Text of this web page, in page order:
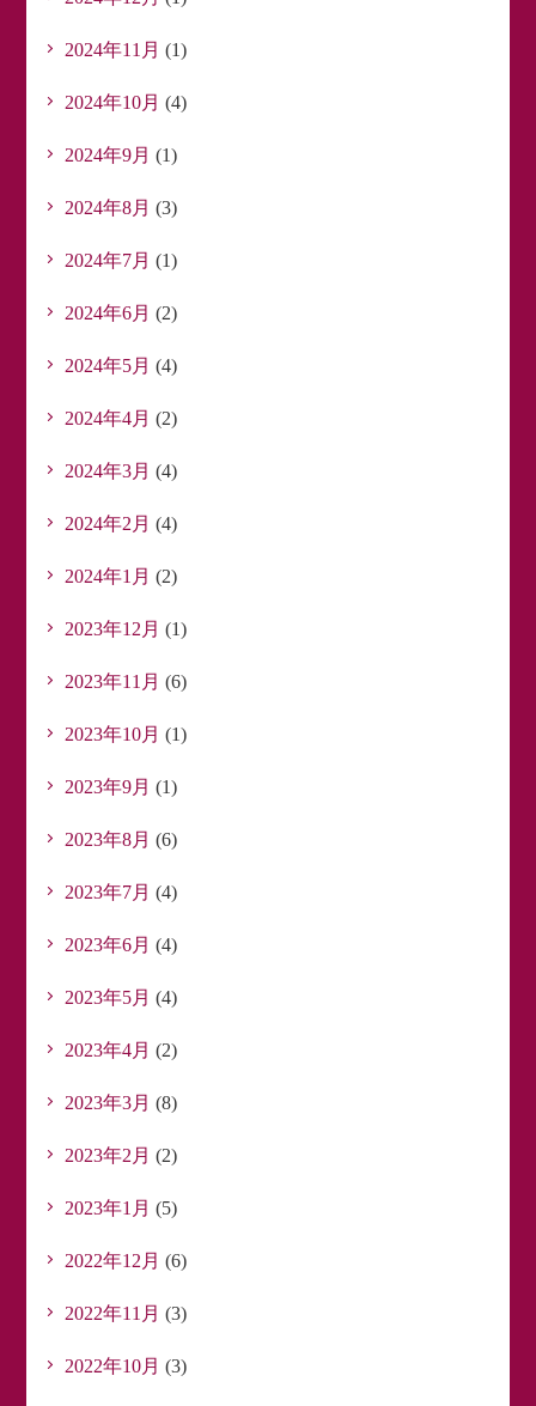
2024年11月 (1)
2024年10月 (4)
2024年9月 (1)
2024年8月 (3)
2024年7月 (1)
2024年6月 (2)
2024年5月 (4)
2024年4月 (2)
2024年3月 (4)
2024年2月 (4)
2024年1月 (2)
2023年12月 (1)
2023年11月 (6)
2023年10月 (1)
2023年9月 (1)
2023年8月 (6)
2023年7月 (4)
2023年6月 (4)
2023年5月 (4)
2023年4月 (2)
2023年3月 (8)
2023年2月 (2)
2023年1月 (5)
2022年12月 (6)
2022年11月 (3)
2022年10月 (3)